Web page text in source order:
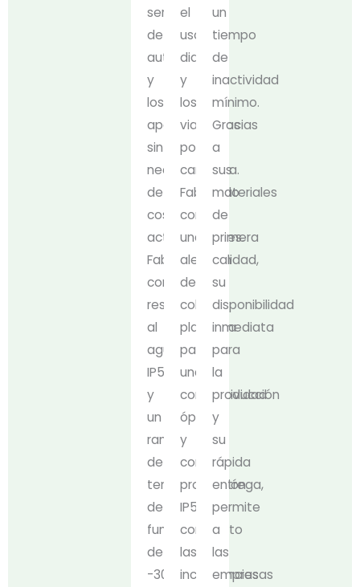
servicio
de
autopista
y
los
aparcamientos
sin
necesidad
de
costosas
actualizaciones.
Fabricado
con
resistencia
al
agua
IP54
y
un
rango
de
temperatura
de
funcionamiento
de
-30
el
uso
diario
y
los
viajes
por
carretera.
Fabricado
con
una
aleación
de
cobre
plateada
para
una
conductividad
óptima
y
con
protección
IP54
contra
las
inclemencias
un
tiempo
de
inactividad
mínimo.
Gracias
a
sus
materiales
de
primera
calidad,
su
disponibilidad
inmediata
para
la
producción
y
su
rápida
entrega,
permite
a
las
empresas